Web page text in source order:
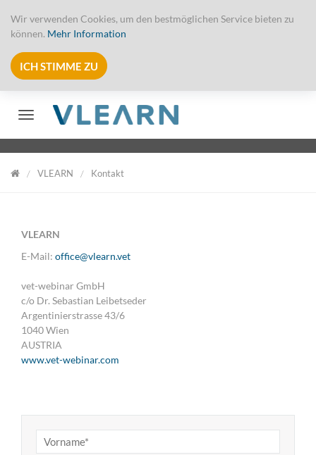
Wir verwenden Cookies, um den bestmöglichen Service bieten zu
können. Mehr Information
ICH STIMME ZU
Toggle navigation
VLEARN Kontakt
VLEARN
E-Mail: office@vlearn.vet
vet-webinar GmbH
c/o Dr. Sebastian Leibetseder
Argentinierstrasse 43/6
1040 Wien
AUSTRIA
www.vet-webinar.com